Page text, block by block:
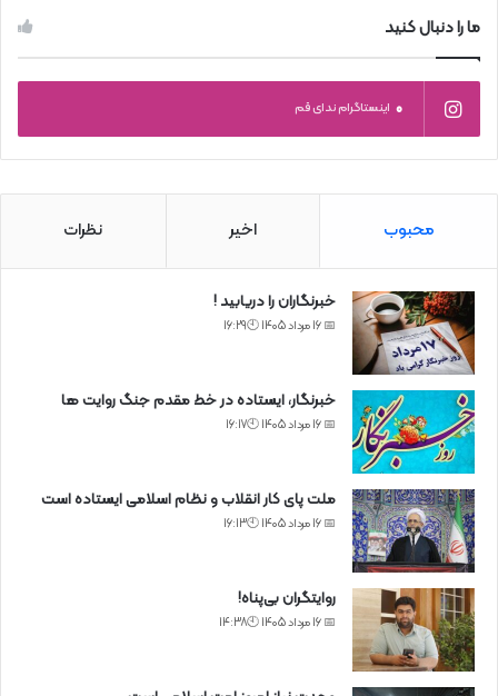
ما را دنبال کنید
0 اینستاگرام ندای قم
محبوب اخیر نظرات
خبرنگاران را دریابید !
📅 16 مرداد 1405 🕙16:29
خبرنگار، ایستاده در خط مقدم جنگ روایت ها
📅 16 مرداد 1405 🕙16:17
ملت پای کار انقلاب و نظام اسلامی ایستاده است
📅 16 مرداد 1405 🕙16:13
روایتگران بی‌پناه!
📅 16 مرداد 1405 🕙14:38